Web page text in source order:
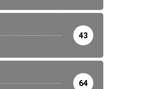
43
64